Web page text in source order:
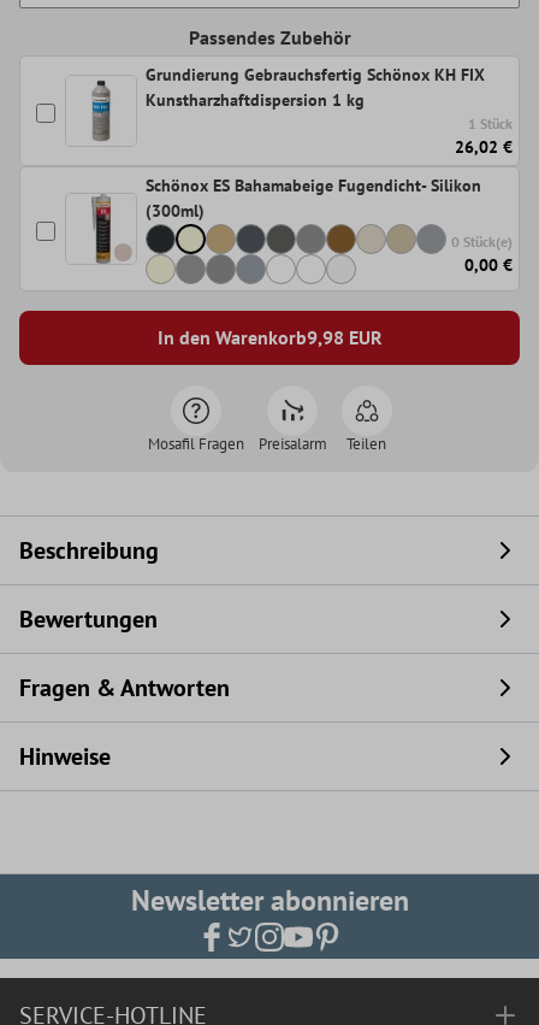
Passendes Zubehör
Grundierung Gebrauchsfertig Schönox KH FIX
Kunstharzhaftdispersion 1 kg
1 Stück
26,02 €
Schönox ES Bahamabeige Fugendicht- Silikon
(300ml)
0 Stück(e)
0,00 €
In den Warenkorb9,98 EUR
Mosafil Fragen Preisalarm Teilen
Beschreibung
Bewertungen
Fragen & Antworten
Hinweise
Newsletter abonnieren
SERVICE-HOTLINE